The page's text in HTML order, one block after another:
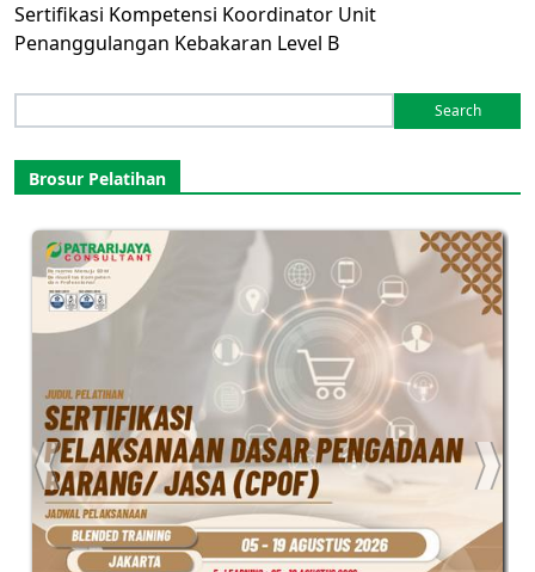
Sertifikasi Kompetensi Koordinator Unit
Penanggulangan Kebakaran Level B
for:
Brosur Pelatihan